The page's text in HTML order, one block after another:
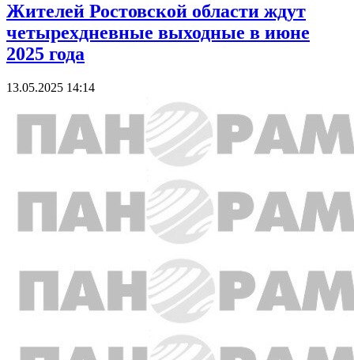
Жителей Ростовской области ждут
четырехдневные выходные в июне
2025 года
13.05.2025 14:14